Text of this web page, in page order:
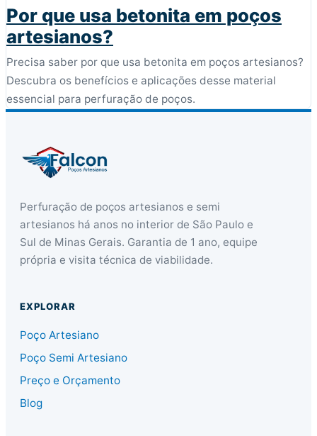
Por que usa betonita em poços
artesianos?
Precisa saber por que usa betonita em poços artesianos?
Descubra os benefícios e aplicações desse material
essencial para perfuração de poços.
Perfuração de poços artesianos e semi
artesianos há anos no interior de São Paulo e
Sul de Minas Gerais. Garantia de 1 ano, equipe
própria e visita técnica de viabilidade.
EXPLORAR
Poço Artesiano
Poço Semi Artesiano
Preço e Orçamento
Blog